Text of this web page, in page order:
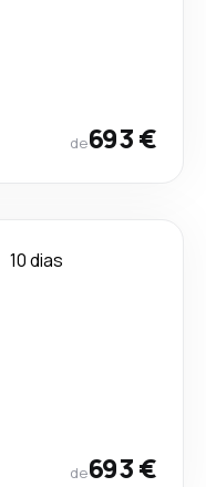
de693 €
10 dias
de693 €